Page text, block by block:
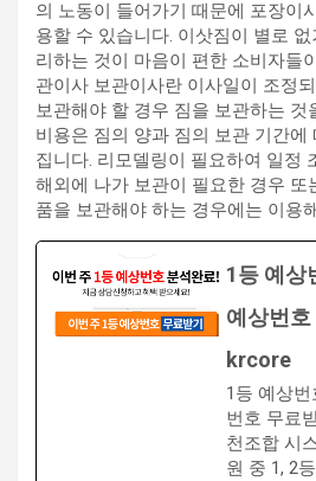
의 노동이 들어가기 때문에 포장이
용할 수 있습니다. 이삿짐이 별로
리하는 것이 마음이 편한 소비자들
관이사 보관이사란 이사일이 조정
보관해야 할 경우 짐을 보관하는 것
비용은 짐의 양과 짐의 보관 기간에
집니다. 리모델링이 필요하여 일정
해외에 나가 보관이 필요한 경우 또
품을 보관해야 하는 경우에는 이용
1등 예상
예상번
krcore
1등 예상
번호 무료
천조합 시
원 중 1, 2